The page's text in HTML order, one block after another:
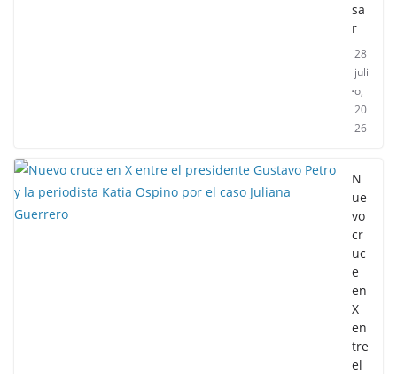
sa
r
28
juli
o,
20
26
N
ue
vo
cr
uc
e
en
X
en
tre
el